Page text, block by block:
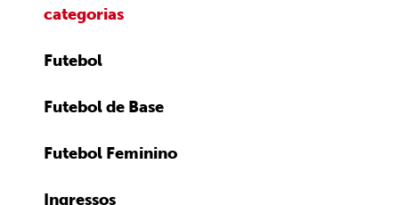
categorias
Futebol
Futebol de Base
Futebol Feminino
Ingressos